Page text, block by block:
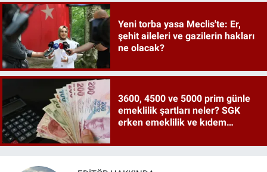
Yeni torba yasa Meclis'te: Er,
şehit aileleri ve gazilerin hakları
ne olacak?
3600, 4500 ve 5000 prim günle
emeklilik şartları neler? SGK
erken emeklilik ve kıdem